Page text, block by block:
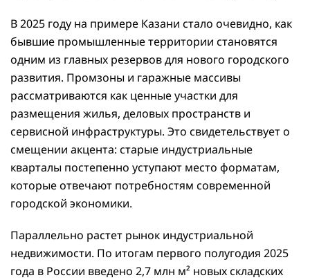
В 2025 году на примере Казани стало очевидно, как
бывшие промышленные территории становятся
одним из главных резервов для нового городского
развития. Промзоны и гаражные массивы
рассматриваются как ценные участки для
размещения жилья, деловых пространств и
сервисной инфраструктуры. Это свидетельствует о
смещении акцента: старые индустриальные
кварталы постепенно уступают место форматам,
которые отвечают потребностям современной
городской экономики.
Параллельно растет рынок индустриальной
недвижимости. По итогам первого полугодия 2025
года в России введено 2,7 млн м² новых складских